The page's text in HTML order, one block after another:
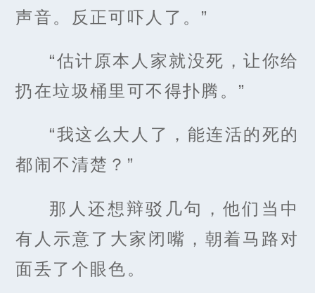
声音。反正可吓人了。”
“估计原本人家就没死，让你给
扔在垃圾桶里可不得扑腾。”
“我这么大人了，能连活的死的
都闹不清楚？”
那人还想辩驳几句，他们当中
有人示意了大家闭嘴，朝着马路对
面丢了个眼色。